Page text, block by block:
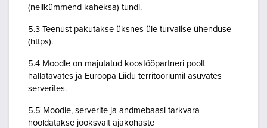
(nelikümmend kaheksa) tundi.
5.3 Teenust pakutakse üksnes üle turvalise ühenduse
(https).
5.4 Moodle on majutatud koostööpartneri poolt
hallatavates ja Euroopa Liidu territooriumil asuvates
serverites.
5.5 Moodle, serverite ja andmebaasi tarkvara
hooldatakse jooksvalt ajakohaste